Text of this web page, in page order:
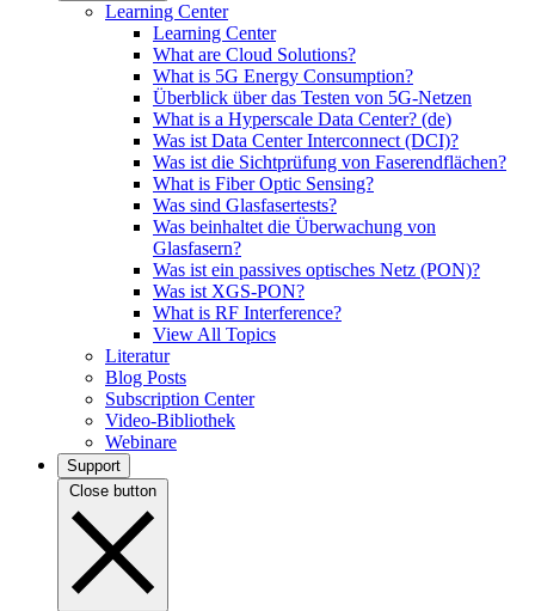
Learning Center
Learning Center
What are Cloud Solutions?
What is 5G Energy Consumption?
Überblick über das Testen von 5G-Netzen
What is a Hyperscale Data Center? (de)
Was ist Data Center Interconnect (DCI)?
Was ist die Sichtprüfung von Faserendflächen?
What is Fiber Optic Sensing?
Was sind Glasfasertests?
Was beinhaltet die Überwachung von
Glasfasern?
Was ist ein passives optisches Netz (PON)?
Was ist XGS-PON?
What is RF Interference?
View All Topics
Literatur
Blog Posts
Subscription Center
Video-Bibliothek
Webinare
Support
Close button